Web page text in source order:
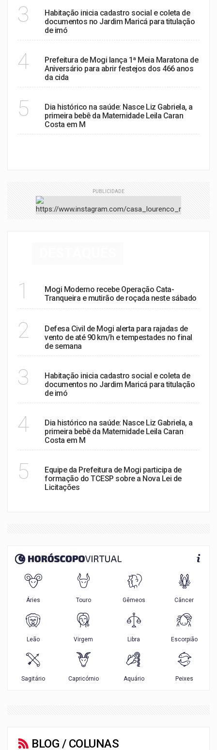
3
Habitação inicia cadastro social e coleta de
documentos no Jardim Maricá para titulação
de imó
4
Prefeitura de Mogi lança 1ª Meia Maratona de
Aniversário para abrir festejos dos 466 anos
da cida
5
Dia histórico na saúde: Nasce Liz Gabriela, a
primeira bebê da Maternidade Leila Caran
Costa em M
PUBLICIDADE
1
Mogi Moderno recebe Operação Cata-
Tranqueira e mutirão de roçada neste sábado
2
Defesa Civil de Mogi alerta para rajadas de
vento de até 90 km/h e tempestades no final
de semana
3
Habitação inicia cadastro social e coleta de
documentos no Jardim Maricá para titulação
de imó
4
Dia histórico na saúde: Nasce Liz Gabriela, a
primeira bebê da Maternidade Leila Caran
Costa em M
5
Equipe da Prefeitura de Mogi participa de
formação do TCESP sobre a Nova Lei de
Licitações
BLOG / COLUNAS